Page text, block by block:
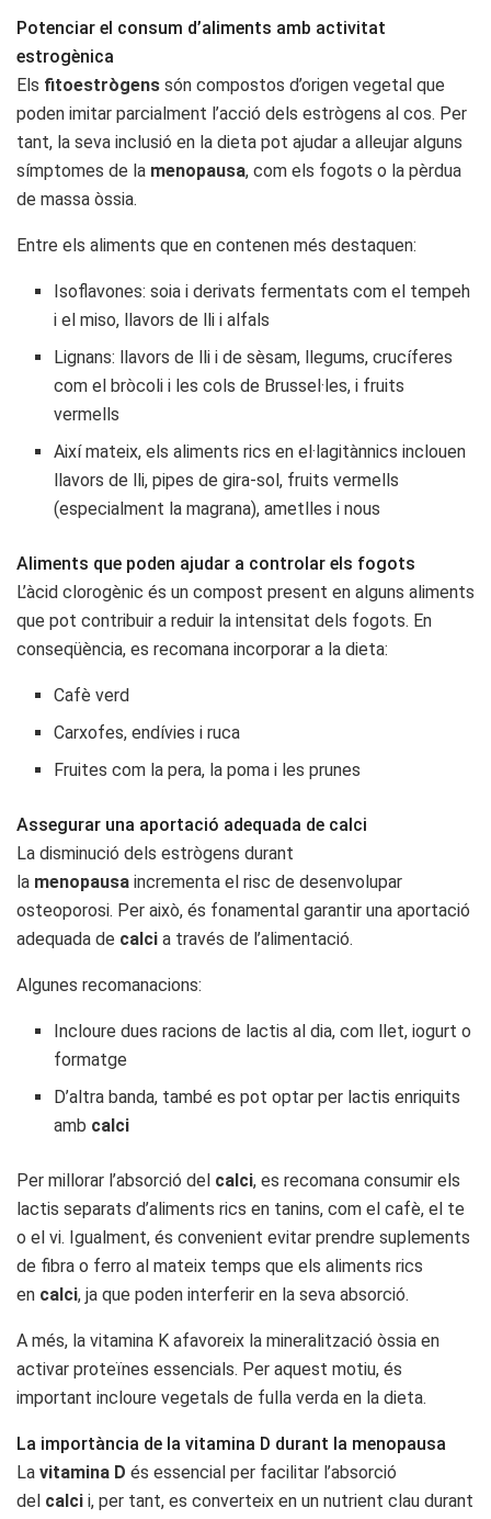
Potenciar el consum d’aliments amb activitat
estrogènica
Els fitoestrògens són compostos d’origen vegetal que
poden imitar parcialment l’acció dels estrògens al cos. Per
tant, la seva inclusió en la dieta pot ajudar a alleujar alguns
símptomes de la menopausa, com els fogots o la pèrdua
de massa òssia.
Entre els aliments que en contenen més destaquen:
Isoflavones: soia i derivats fermentats com el tempeh
i el miso, llavors de lli i alfals
Lignans: llavors de lli i de sèsam, llegums, crucíferes
com el bròcoli i les cols de Brussel·les, i fruits
vermells
Així mateix, els aliments rics en el·lagitànnics inclouen
llavors de lli, pipes de gira-sol, fruits vermells
(especialment la magrana), ametlles i nous
Aliments que poden ajudar a controlar els fogots
L’àcid clorogènic és un compost present en alguns aliments
que pot contribuir a reduir la intensitat dels fogots. En
conseqüència, es recomana incorporar a la dieta:
Cafè verd
Carxofes, endívies i ruca
Fruites com la pera, la poma i les prunes
Assegurar una aportació adequada de calci
La disminució dels estrògens durant
la menopausa incrementa el risc de desenvolupar
osteoporosi. Per això, és fonamental garantir una aportació
adequada de calci a través de l’alimentació.
Algunes recomanacions:
Incloure dues racions de lactis al dia, com llet, iogurt o
formatge
D’altra banda, també es pot optar per lactis enriquits
amb calci
Per millorar l’absorció del calci, es recomana consumir els
lactis separats d’aliments rics en tanins, com el cafè, el te
o el vi. Igualment, és convenient evitar prendre suplements
de fibra o ferro al mateix temps que els aliments rics
en calci, ja que poden interferir en la seva absorció.
A més, la vitamina K afavoreix la mineralització òssia en
activar proteïnes essencials. Per aquest motiu, és
important incloure vegetals de fulla verda en la dieta.
La importància de la vitamina D durant la menopausa
La vitamina D és essencial per facilitar l’absorció
del calci i, per tant, es converteix en un nutrient clau durant